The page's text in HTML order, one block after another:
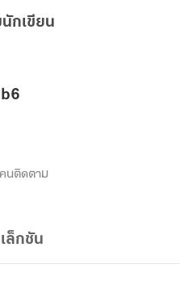
กเขียน
คนติดตาม
ล็กชัน